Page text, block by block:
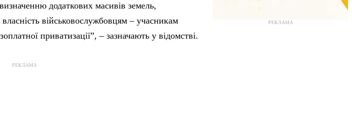
додаткових масивів земель,
військовослужбовцям – учасникам
приватизації”, – зазначають у відомстві.
РЕКЛАМА
РЕКЛАМА